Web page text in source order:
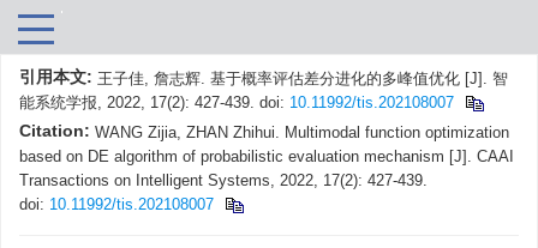
引用本文: 王子佳, 詹志辉. 基于概率评估差分进化的多峰值优化 [J]. 智
能系统学报, 2022, 17(2): 427-439. doi: 10.11992/tis.202108007
Citation: WANG Zijia, ZHAN Zhihui. Multimodal function optimization
based on DE algorithm of probabilistic evaluation mechanism [J]. CAAI
Transactions on Intelligent Systems, 2022, 17(2): 427-439.
doi: 10.11992/tis.202108007